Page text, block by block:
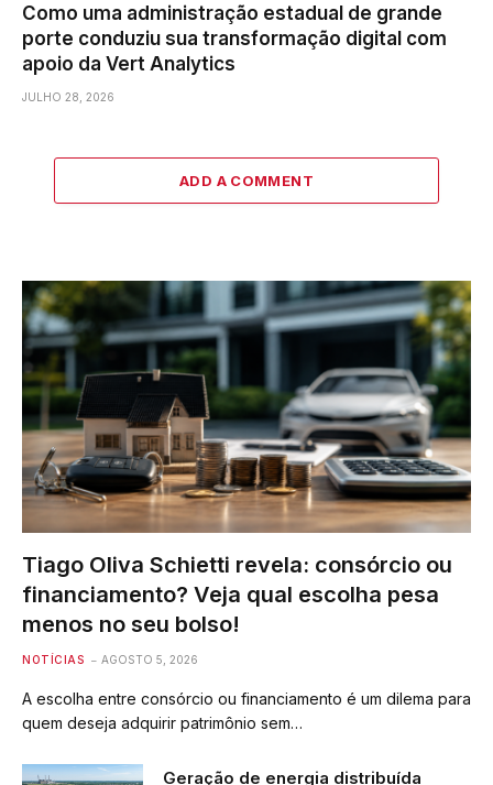
Como uma administração estadual de grande
porte conduziu sua transformação digital com
apoio da Vert Analytics
JULHO 28, 2026
ADD A COMMENT
Tiago Oliva Schietti revela: consórcio ou
financiamento? Veja qual escolha pesa
menos no seu bolso!
NOTÍCIAS AGOSTO 5, 2026
A escolha entre consórcio ou financiamento é um dilema para
quem deseja adquirir patrimônio sem…
Geração de energia distribuída